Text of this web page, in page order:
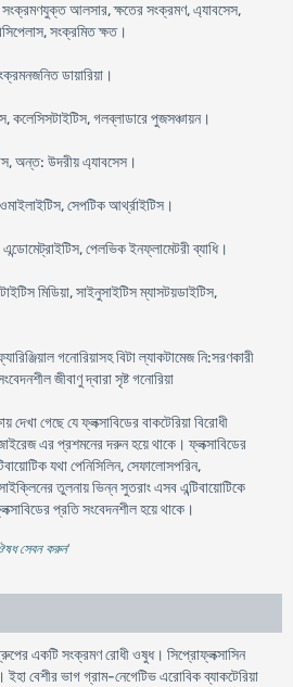
আলসার, ক্ষতের সংক্রমণ, এ্যাবসেস,
সংক্রমিত ক্ষত।
ডায়ারিয়া।
কলেসিসটাইটিস, গলব্লাডারে পুজসঞ্চায়ন।
অন্ত: উদরীয় এ্যাবসেস।
সেপটিক আর্থ্রাইটিস।
পেলভিক ইনফ্লামেটরী ব্যাধি।
মিডিয়া, সাইনুসাইটিস ম্যাসটয়ডাইটিস,
গনোরিয়াসহ বিটা ল্যাকটামেজ নি:সরণকারী
জীবাণু দ্বারা সৃষ্ট গনোরিয়া
দেখা গেছে যে ফ্লক্সাবিডের বাকটেরিয়া বিরোধী
এর প্রশমনের দরুন হয়ে থাকে। ফ্লক্সাবিডের
যথা পেনিসিলিন, সেফালোসপরিন,
তুলনায় ভিন্ন সুতরাং এসব এন্টিবায়োটিকে
প্রতি সংবেদনশীল হয়ে থাকে।
ঔষধ সেবন করুন'
একটি সংক্রমণ রোধী ওষুধ। সিপ্রোফ্লক্সাসিন
ইহা বেশীর ভাগ গ্রাম-নেগেটিভ এরোবিক ব্যাকটেরিয়া